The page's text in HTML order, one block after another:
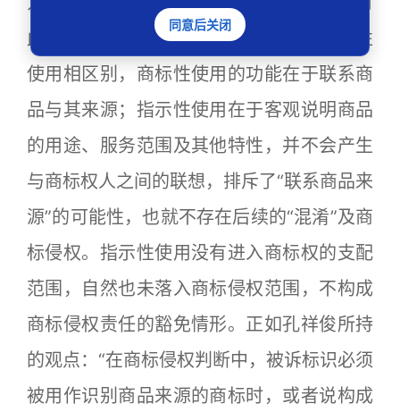
此笔者并不认同，由于指示性使用和商标性
使用相区别，商标性使用的功能在于联系商
品与其来源；指示性使用在于客观说明商品
的用途、服务范围及其他特性，并不会产生
与商标权人之间的联想，排斥了“联系商品来
源”的可能性，也就不存在后续的“混淆”及商
标侵权。指示性使用没有进入商标权的支配
范围，自然也未落入商标侵权范围，不构成
商标侵权责任的豁免情形。正如孔祥俊所持
的观点：“在商标侵权判断中，被诉标识必须
被用作识别商品来源的商标时，或者说构成
同意后关闭